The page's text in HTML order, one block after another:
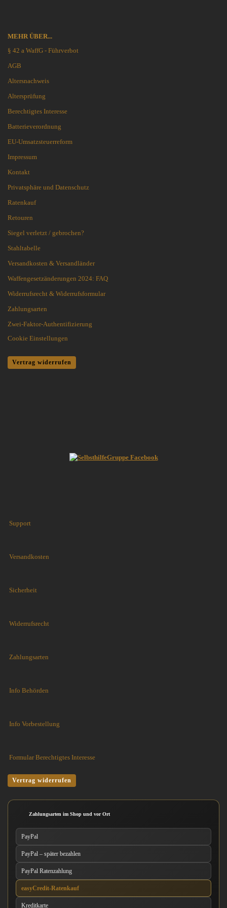
MEHR ÜBER...
§ 42 a WaffG - Führverbot
AGB
Altersnachweis
Altersprüfung
Berechtigtes Interesse
Batterieverordnung
EU-Umsatzsteuerreform
Impressum
Kontakt
Privatsphäre und Datenschutz
Ratenkauf
Retouren
Siegel verletzt / gebrochen?
Stahltabelle
Versandkosten & Versandländer
Waffengesetzänderungen 2024: FAQ
Widerrufsrecht & Widerrufsformular
Zahlungsarten
Zwei-Faktor-Authentifizierung
Cookie Einstellungen
Vertrag widerrufen
Support
Versandkosten
Sicherheit
Widerrufsrecht
Zahlungsarten
Info Behörden
Info Vorbestellung
Formular Berechtigtes Interesse
Vertrag widerrufen
Zahlungsarten im Shop und vor Ort
PayPal
PayPal – später bezahlen
PayPal Ratenzahlung
easyCredit-Ratenkauf
Kreditkarte